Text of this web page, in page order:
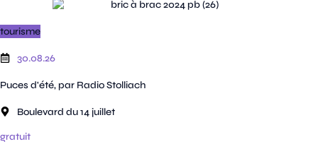
tourisme
30.08.26
Puces d'été, par Radio Stolliach
Boulevard du 14 juillet
gratuit